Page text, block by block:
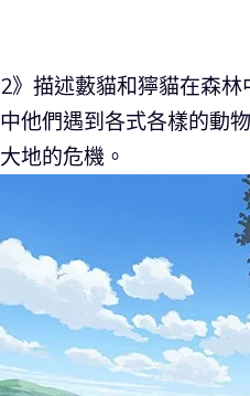
2》描述藪貓和獰貓在森
他們遇到各式各樣的動
地的危機。